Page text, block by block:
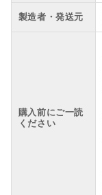
製造者・発送元
購入前にご一読
ください